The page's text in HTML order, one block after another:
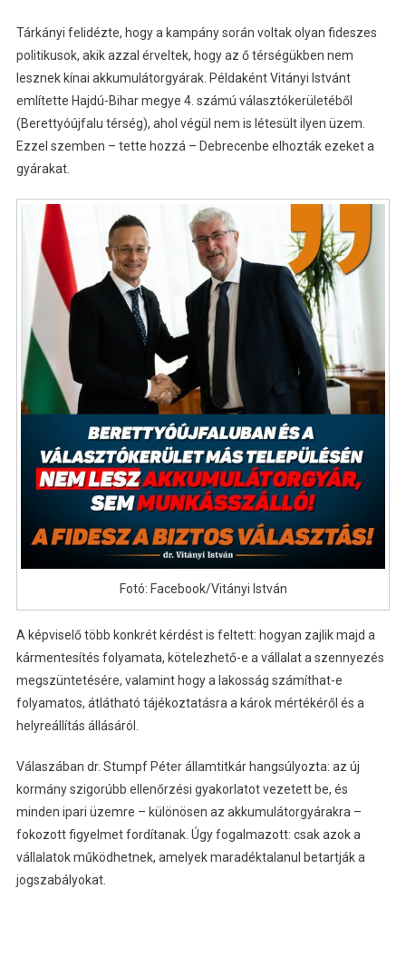
Tárkányi felidézte, hogy a kampány során voltak olyan fideszes
politikusok, akik azzal érveltek, hogy az ő térségükben nem
lesznek kínai akkumulátorgyárak. Példaként Vitányi Istvánt
említette Hajdú-Bihar megye 4. számú választókerületéből
(Berettyóújfalu térség), ahol végül nem is létesült ilyen üzem.
Ezzel szemben – tette hozzá – Debrecenbe elhozták ezeket a
gyárakat.
Fotó: Facebook/Vitányi István
A képviselő több konkrét kérdést is feltett: hogyan zajlik majd a
kármentesítés folyamata, kötelezhető-e a vállalat a szennyezés
megszüntetésére, valamint hogy a lakosság számíthat-e
folyamatos, átlátható tájékoztatásra a károk mértékéről és a
helyreállítás állásáról.
Válaszában dr. Stumpf Péter államtitkár hangsúlyozta: az új
kormány szigorúbb ellenőrzési gyakorlatot vezetett be, és
minden ipari üzemre – különösen az akkumulátorgyárakra –
fokozott figyelmet fordítanak. Úgy fogalmazott: csak azok a
vállalatok működhetnek, amelyek maradéktalanul betartják a
jogszabályokat.